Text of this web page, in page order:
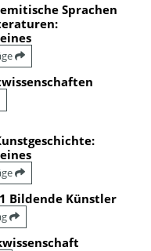
Sprachen
Bildende Künstler